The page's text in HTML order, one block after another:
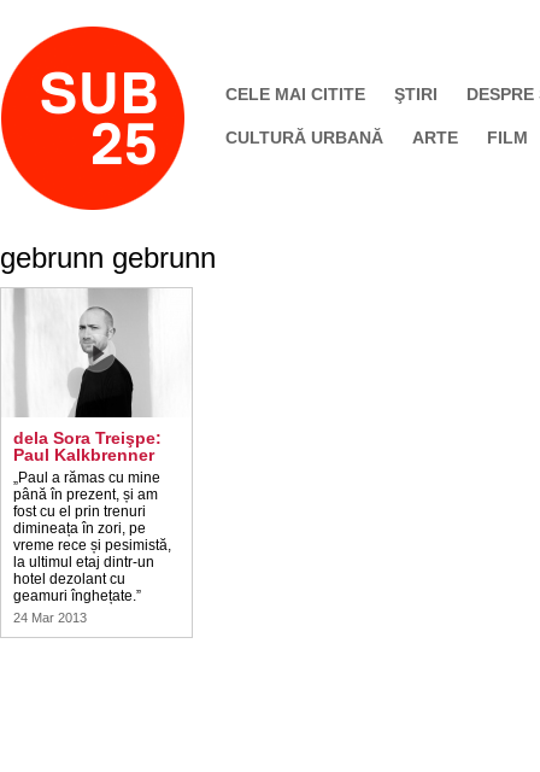
CELE MAI CITITE ŞTIRI DESPRE
CULTURĂ URBANĂ ARTE FILM
gebrunn gebrunn
dela Sora Treişpe:
Paul Kalkbrenner
„Paul a rămas cu mine
până în prezent, și am
fost cu el prin trenuri
dimineața în zori, pe
vreme rece și pesimistă,
la ultimul etaj dintr-un
hotel dezolant cu
geamuri înghețate.”
24 Mar 2013